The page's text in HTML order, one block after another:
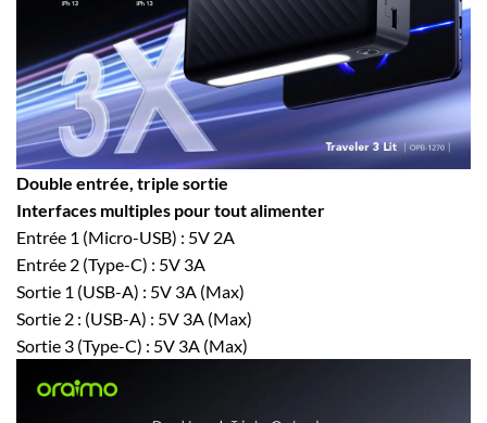
Double entrée, triple sortie
Interfaces multiples pour tout alimenter
Entrée 1 (Micro-USB) : 5V 2A
Entrée 2 (Type-C) : 5V 3A
Sortie 1 (USB-A) : 5V 3A (Max)
Sortie 2 : (USB-A) : 5V 3A (Max)
Sortie 3 (Type-C) : 5V 3A (Max)